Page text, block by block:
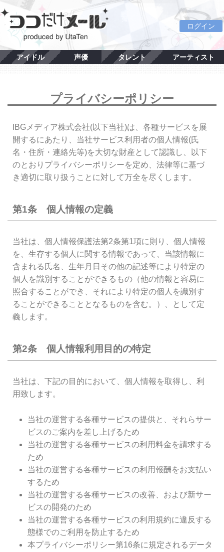
ログイン
アイドル 声優 タレント アーティスト
プライバシーポリシー
IBGメディア株式会社(以下当社)は、各種サービスを展
開するにあたり、当社サービス利用者の個人情報(氏
名・住所・連絡先等)を大切な財産として認識し、以下
のとおりプライバシーポリシーを定め、法律等に基づ
き適切に取り扱うことに対して万全を尽くします。
第1条 個人情報の定義
当社は、個人情報保護法第2条第1項に則り、個人情報
を、生存する個人に関する情報であって、当該情報に
含まれる氏名、生年月日その他の記述等により特定の
個人を識別することができるもの（他の情報と容易に
照合することができ、それにより特定の個人を識別す
ることができることとなるものを含む。）、として定
義します。
第2条 個人情報利用目的の特定
当社は、下記の目的において、個人情報を取得し、利
用致します。
当社の運営する各種サービスの提供と、それらサー
ビスのご案内を差し上げるため
当社の運営する各種サービスの利用料金を請求する
ため
当社の運営する各種サービスの利用報酬をお支払い
するため
当社の運営する各種サービスの改善、および新サー
ビスの開発のため
当社の運営する各種サービスの利用規約に違反する
態様でのご利用を防止するため
本プライバシーポリシー第16条に規定されるデータ